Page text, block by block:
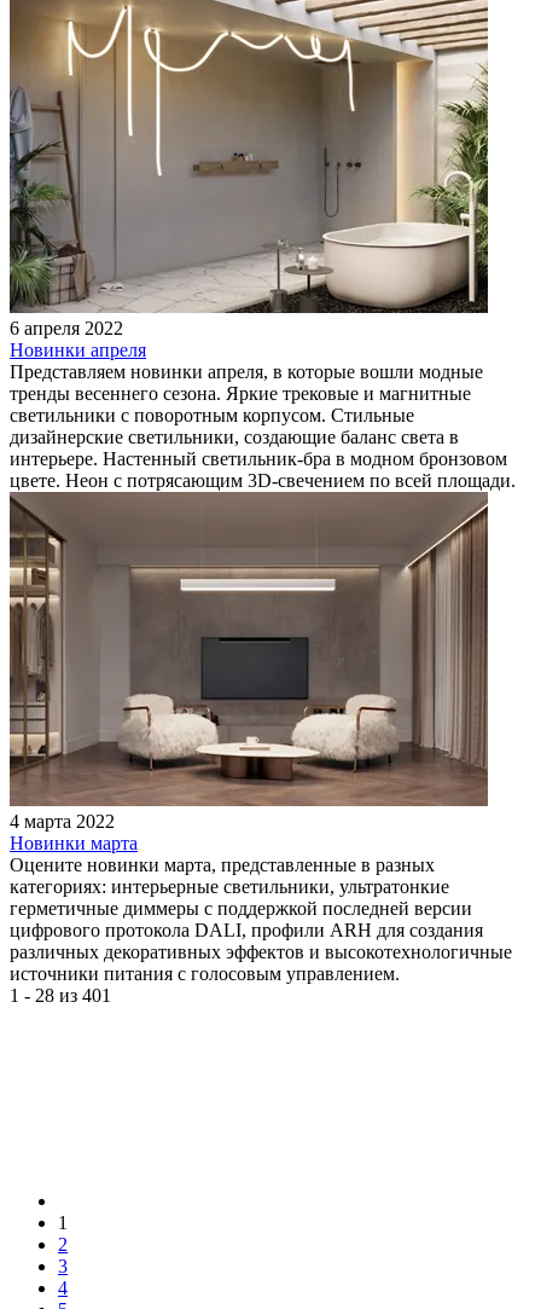
6 апреля 2022
Новинки апреля
Представляем новинки апреля, в которые вошли модные
тренды весеннего сезона. Яркие трековые и магнитные
светильники с поворотным корпусом. Стильные
дизайнерские светильники, создающие баланс света в
интерьере. Настенный светильник-бра в модном бронзовом
цвете. Неон с потрясающим 3D-свечением по всей площади.
4 марта 2022
Новинки марта
Оцените новинки марта, представленные в разных
категориях: интерьерные светильники, ультратонкие
герметичные диммеры с поддержкой последней версии
цифрового протокола DALI, профили ARH для создания
различных декоративных эффектов и высокотехнологичные
источники питания с голосовым управлением.
1 - 28 из 401
1
2
3
4